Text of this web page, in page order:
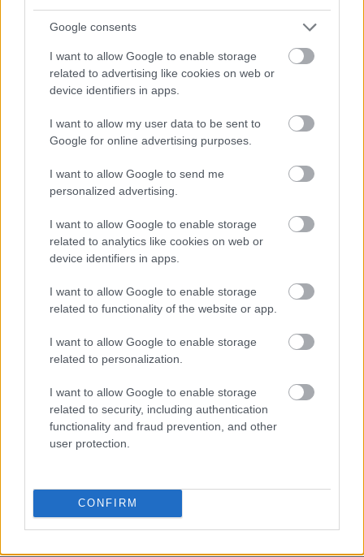
Google consents
I want to allow Google to enable storage
related to advertising like cookies on web or
device identifiers in apps.
I want to allow my user data to be sent to
Google for online advertising purposes.
I want to allow Google to send me
personalized advertising.
I want to allow Google to enable storage
related to analytics like cookies on web or
device identifiers in apps.
I want to allow Google to enable storage
related to functionality of the website or app.
I want to allow Google to enable storage
related to personalization.
I want to allow Google to enable storage
related to security, including authentication
functionality and fraud prevention, and other
user protection.
CONFIRM